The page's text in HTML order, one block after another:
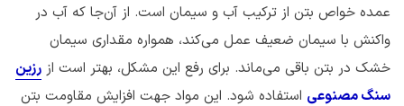
عمده خواص بتن از ترکیب آب و سیمان است. از آن‌جا که آب در
واکنش با سیمان ضعیف عمل می‌کند، همواره مقداری سیمان
خشک در بتن باقی می‌ماند. برای رفع این مشکل، بهتر است از رزین
سنگ مصنوعی استفاده شود. این مواد جهت افزایش مقاومت بتن